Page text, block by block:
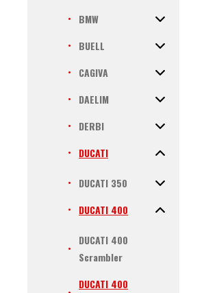
BMW
BUELL
CAGIVA
DAELIM
DERBI
DUCATI
DUCATI 350
DUCATI 400
DUCATI 400
Scrambler
DUCATI 400